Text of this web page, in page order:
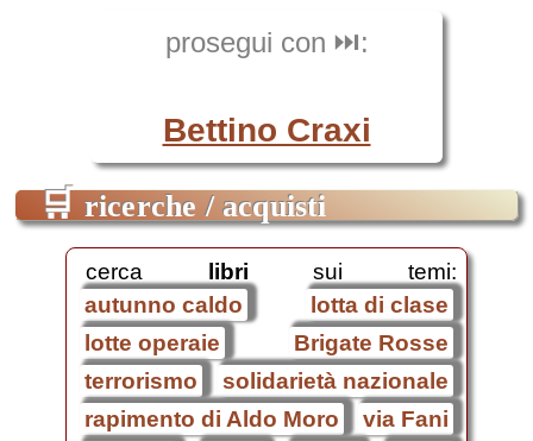
prosegui con ⏭️:
Bettino Craxi
🛒 ricerche / acquisti
cerca libri sui temi:
autunno caldo
lotta di clase
lotte operaie
Brigate Rosse
terrorismo
solidarietà nazionale
rapimento di Aldo Moro
via Fani